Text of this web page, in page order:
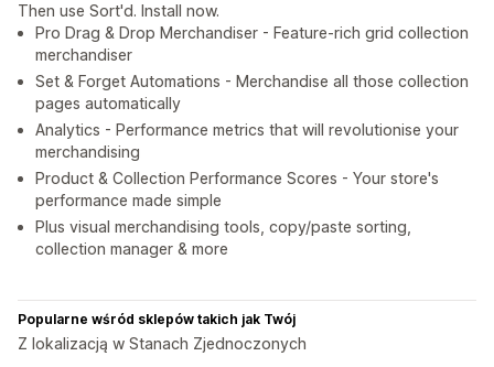
Then use Sort'd. Install now.
Pro Drag & Drop Merchandiser - Feature-rich grid collection
merchandiser
Set & Forget Automations - Merchandise all those collection
pages automatically
Analytics - Performance metrics that will revolutionise your
merchandising
Product & Collection Performance Scores - Your store's
performance made simple
Plus visual merchandising tools, copy/paste sorting,
collection manager & more
Popularne wśród sklepów takich jak Twój
Z lokalizacją w Stanach Zjednoczonych